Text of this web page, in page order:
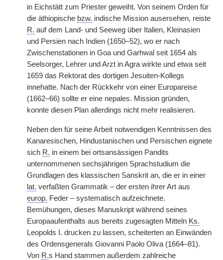
in Eichstätt zum Priester geweiht. Von seinem Orden für
die äthiopische bzw. indische Mission ausersehen, reiste
R. auf dem Land- und Seeweg über Italien, Kleinasien
und Persien nach Indien (1650–52), wo er nach
Zwischenstationen in Goa und Garhwal seit 1654 als
Seelsorger, Lehrer und Arzt in Agra wirkte und etwa seit
1659 das Rektorat des dortigen Jesuiten-Kollegs
innehatte. Nach der Rückkehr von einer Europareise
(1662–66) sollte er eine nepales. Mission gründen,
konnte diesen Plan allerdings nicht mehr realisieren.
Neben den für seine Arbeit notwendigen Kenntnissen des
Kanaresischen, Hindustanischen und Persischen eignete
sich R. in einem bei ortsansässigen Pandits
unternommenen sechsjährigen Sprachstudium die
Grundlagen des klassischen Sanskrit an, die er in einer
lat. verfaßten Grammatik – der ersten ihrer Art aus
europ. Feder – systematisch aufzeichnete.
Bemühungen, dieses Manuskript während seines
Europaaufenthalts aus bereits zugesagten Mitteln Ks.
Leopolds I. drucken zu lassen, scheiterten an Einwänden
des Ordensgenerals Giovanni Paolo Oliva (1664–81).
Von R.s Hand stammen außerdem zahlreiche